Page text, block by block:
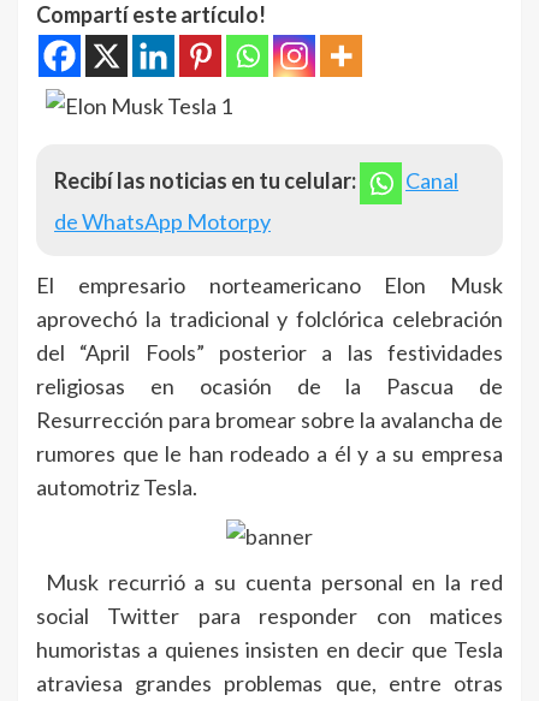
Compartí este artículo!
Recibí las noticias en tu celular:
Canal
de WhatsApp Motorpy
El empresario norteamericano Elon Musk
aprovechó la tradicional y folclórica celebración
del “April Fools” posterior a las festividades
religiosas en ocasión de la Pascua de
Resurrección para bromear sobre la avalancha de
rumores que le han rodeado a él y a su empresa
automotriz Tesla.
Musk recurrió a su cuenta personal en la red
social Twitter para responder con matices
humoristas a quienes insisten en decir que Tesla
atraviesa grandes problemas que, entre otras